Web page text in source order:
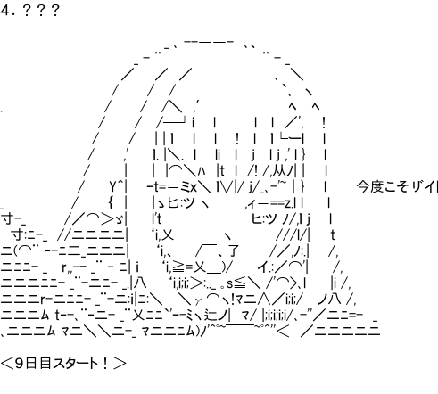
４．？？？
_ ､ --――- ､、
_ - ¨ ¨ - _
／ ／ ／ ､ ＼
/ / / `､ ヽ
. / / /＼ ,′ ﾍ ﾍ
/ / /─┘i l l l ／', !
/ / | | ｌ l l ! l ｌ└ーl l
/ ,' ｌ. |＼. l li l j l j ,' l } l
/ | | |⌒＼ﾊ |t l /! /,从ﾉ| | l
/ Y＾| ｰt=＝ミｘ＼ ｌ∨|/ j/_､-'~｜} l 今度こそザイトル
_ / ｛ | |ゝ匕:ツ ヽ ,ィ＝==z.l l l
寸-_ /／⌒＞ゞ| l'ｔ ヒ:ツ ﾉ/,ｌ j l
寸:ﾆ-_ //ニニニニ| ‘i,乂 ヽ ///l/| t
ニ(⌒¨ ‐-ﾆ二_ニニニ| ‘i,、 /￣、了 /／,ﾉ:.| /,
ニﾆﾆ- _ r,,‐- _¨ ‐ ﾆ| ｉ ‘i,≧=乂＿)/ イ.:／⌒'| /,
ニニニﾆﾆ- _¨-ニﾆ- _.|八 ‘i,i;i;＞:.._ ｡s≦＼ /'⌒>､l |i /,
ニニニr-ニﾆﾆ- _¨-ニ:ｉ|ﾆ:＼ ＼γ⌒ヽ!ﾏニ∧／i;i;/ ノ八 /,
ニニニﾑ t‐-､¨‐ニ- _¨乂ﾆﾆ`'ｰ-ﾐヽ辷ノ| ﾏ/ |;i;i;i;i/､-''／ニﾆ=- _
､ニニニﾑ ﾏニ＼＼ニ-_ ﾏニニﾆﾑ)ﾉ'^ﾟ~￣￣~ﾟ^''＜ ／ニニニニニ
＜９日目スタート！＞